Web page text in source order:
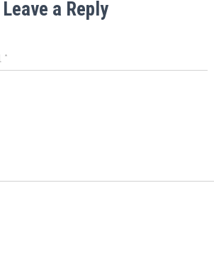
Leave a Reply
*